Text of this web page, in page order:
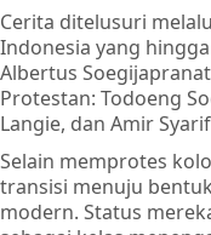
Cerita ditelusuri
Indonesia yang
Albertus
Protestan: Todoeng
Langie, dan Amir
Selain memprotes
transisi menuju
modern. Status